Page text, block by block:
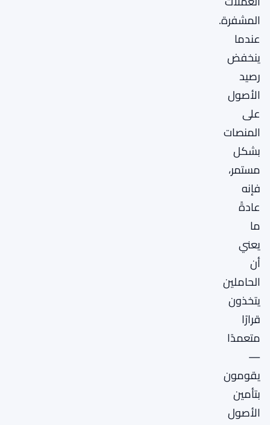
المشفرة.
عندما
ينخفض
رصيد
الأصول
على
المنصات
بشكل
مستمر،
فإنه
عادةً
ما
يعني
أن
الحاملين
يتخذون
قرارًا
متعمدًا
—
يقومون
بتأمين
الأصول